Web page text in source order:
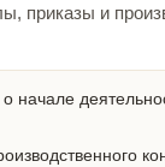
приказы и
начале